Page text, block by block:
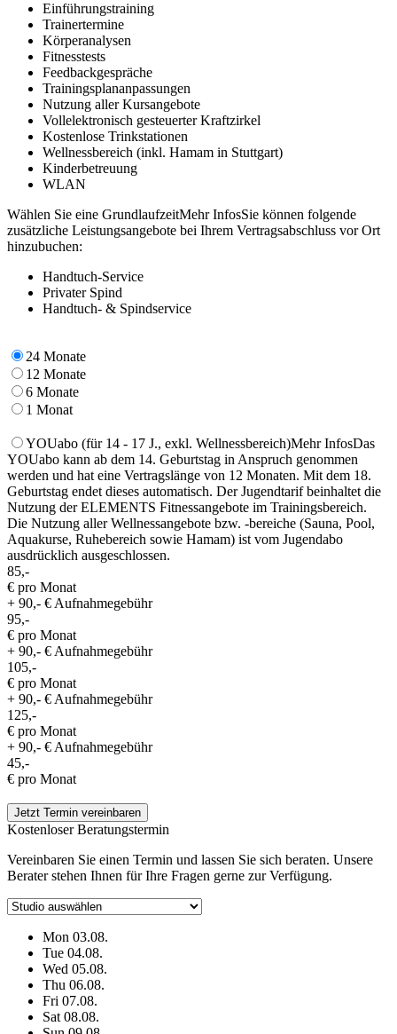
Einführungstraining
Trainertermine
Körperanalysen
Fitnesstests
Feedbackgespräche
Trainingsplananpassungen
Nutzung aller Kursangebote
Vollelektronisch gesteuerter Kraftzirkel
Kostenlose Trinkstationen
Wellnessbereich (inkl. Hamam in Stuttgart)
Kinderbetreuung
WLAN
Wählen Sie eine GrundlaufzeitMehr InfosSie können folgende
zusätzliche Leistungsangebote bei Ihrem Vertragsabschluss vor Ort
hinzubuchen:
Handtuch-Service
Privater Spind
Handtuch- & Spindservice
24 Monate
12 Monate
6 Monate
1 Monat
YOUabo (für 14 - 17 J., exkl. Wellnessbereich)Mehr InfosDas
YOUabo kann ab dem 14. Geburtstag in Anspruch genommen
werden und hat eine Vertragslänge von 12 Monaten. Mit dem 18.
Geburtstag endet dieses automatisch. Der Jugendtarif beinhaltet die
Nutzung der ELEMENTS Fitnessangebote im Trainingsbereich.
Die Nutzung aller Wellnessangebote bzw. -bereiche (Sauna, Pool,
Aquakurse, Ruhebereich sowie Hamam) ist vom Jugendabo
ausdrücklich ausgeschlossen.
85,-
€ pro Monat
+ 90,- € Aufnahmegebühr
95,-
€ pro Monat
+ 90,- € Aufnahmegebühr
105,-
€ pro Monat
+ 90,- € Aufnahmegebühr
125,-
€ pro Monat
+ 90,- € Aufnahmegebühr
45,-
€ pro Monat
Jetzt Termin vereinbaren
Kostenloser Beratungstermin
Vereinbaren Sie einen Termin und lassen Sie sich beraten. Unsere
Berater stehen Ihnen für Ihre Fragen gerne zur Verfügung.
Mon 03.08.
Tue 04.08.
Wed 05.08.
Thu 06.08.
Fri 07.08.
Sat 08.08.